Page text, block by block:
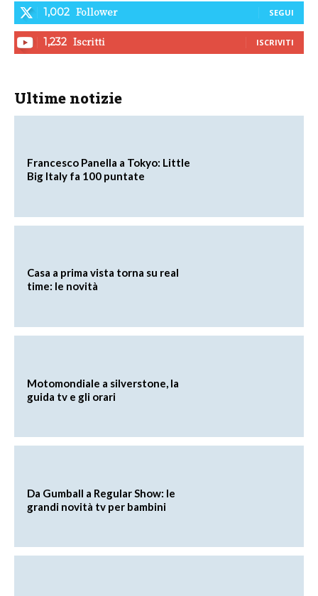
1,002 Follower SEGUI
1,232 Iscritti ISCRIVITI
Ultime notizie
Francesco Panella a Tokyo: Little
Big Italy fa 100 puntate
Casa a prima vista torna su real
time: le novità
Motomondiale a silverstone, la
guida tv e gli orari
Da Gumball a Regular Show: le
grandi novità tv per bambini